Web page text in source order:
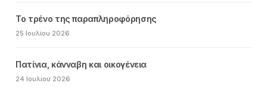
Το τρένο της παραπληροφόρησης
25 Ιουλίου 2026
Πατίνια, κάνναβη και οικογένεια
24 Ιουλίου 2026